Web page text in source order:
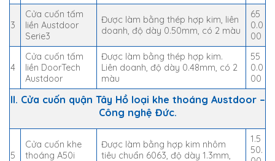
3
Cửa cuốn tấm
liền Austdoor
Serie3
Được làm bằng thép hợp kim, liên
doanh, độ dày 0.50mm, có 2 màu
65
0.0
00
4
Cửa cuốn tấm
liền DoorTech
Austdoor
Được làm bằng thép hợp kim.
Liên doanh, độ dày 0.48mm, có 2
màu
55
0.0
00
II. Cửa cuốn quận Tây Hồ loại khe thoáng Austdoor –
Công nghệ Đức.
5
Cửa cuốn khe
thoáng A50i
Được làm bằng hợp kim nhôm
tiêu chuẩn 6063, độ dày 1.3mm,
1.5
50.